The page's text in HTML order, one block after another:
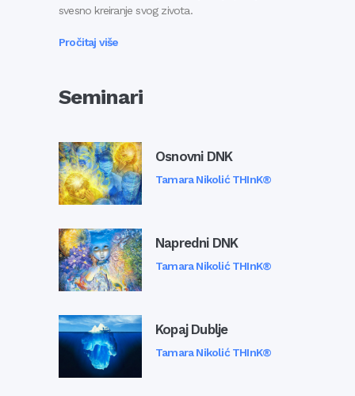
svesno kreiranje svog zivota.
Pročitaj više
Seminari
Osnovni DNK
Tamara Nikolić THInK®
Napredni DNK
Tamara Nikolić THInK®
Kopaj Dublje
Tamara Nikolić THInK®